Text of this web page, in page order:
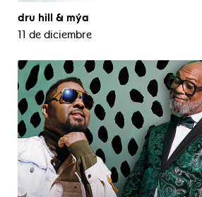
dru hill & mýa
11 de diciembre